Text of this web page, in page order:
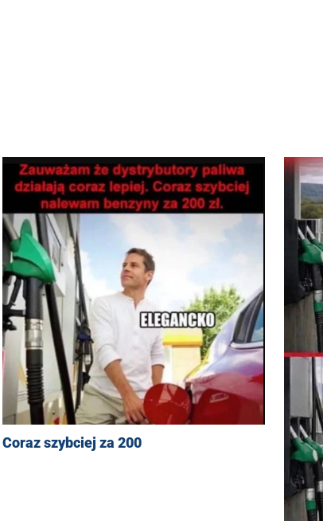
Coraz szybciej za 200